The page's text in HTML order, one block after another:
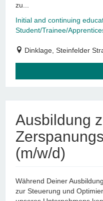
zu...
Initial and continuing
Student/Trainee/
Dinklage, Steinfelder
Ausbildung
(m/w/d)
Während Deiner
zur Steuerung und